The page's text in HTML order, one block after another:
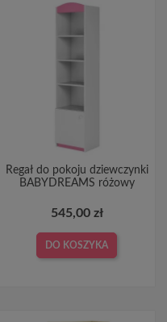
Regał do pokoju dziewczynki
BABYDREAMS różowy
545,00 zł
DO KOSZYKA